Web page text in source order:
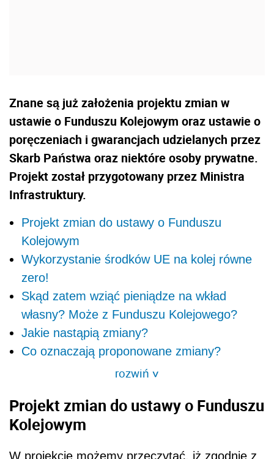
Znane są już założenia projektu zmian w
ustawie o Funduszu Kolejowym oraz ustawie o
poręczeniach i gwarancjach udzielanych przez
Skarb Państwa oraz niektóre osoby prywatne.
Projekt został przygotowany przez Ministra
Infrastruktury.
Projekt zmian do ustawy o Funduszu
Kolejowym
Wykorzystanie środków UE na kolej równe
zero!
Skąd zatem wziąć pieniądze na wkład
własny? Może z Funduszu Kolejowego?
Jakie nastąpią zmiany?
Co oznaczają proponowane zmiany?
rozwiń>
Projekt zmian do ustawy o Funduszu
Kolejowym
W projekcie możemy przeczytać, iż zgodnie z